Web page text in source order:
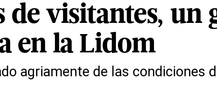
de visitantes, un
en la Lidom
agriamente de las condiciones